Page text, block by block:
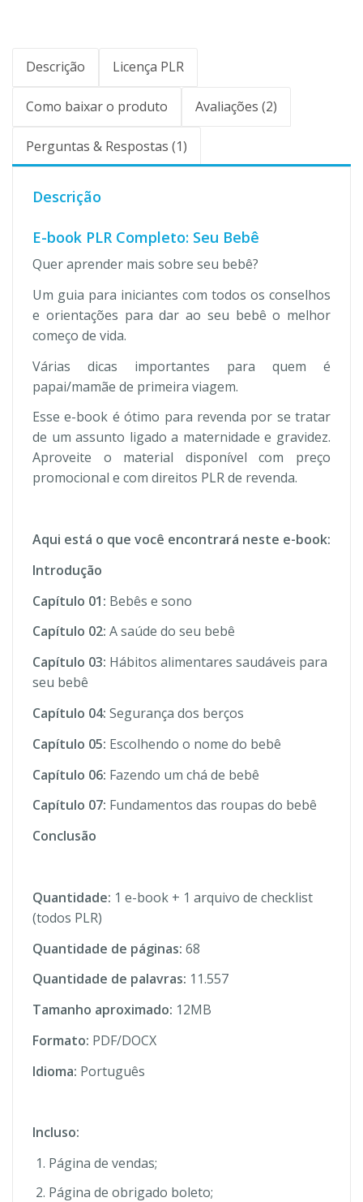
Descrição Licença PLR
Como baixar o produto Avaliações (2)
Perguntas & Respostas (1)
Descrição
E-book PLR Completo: Seu Bebê
Quer aprender mais sobre seu bebê?
Um guia para iniciantes com todos os conselhos
e orientações para dar ao seu bebê o melhor
começo de vida.
Várias dicas importantes para quem é
papai/mamãe de primeira viagem.
Esse e-book é ótimo para revenda por se tratar
de um assunto ligado a maternidade e gravidez.
Aproveite o material disponível com preço
promocional e com direitos PLR de revenda.
Aqui está o que você encontrará neste e-book:
Introdução
Capítulo 01: Bebês e sono
Capítulo 02: A saúde do seu bebê
Capítulo 03: Hábitos alimentares saudáveis para
seu bebê
Capítulo 04: Segurança dos berços
Capítulo 05: Escolhendo o nome do bebê
Capítulo 06: Fazendo um chá de bebê
Capítulo 07: Fundamentos das roupas do bebê
Conclusão
Quantidade: 1 e-book + 1 arquivo de checklist
(todos PLR)
Quantidade de páginas: 68
Quantidade de palavras: 11.557
Tamanho aproximado: 12MB
Formato: PDF/DOCX
Idioma: Português
Incluso:
Página de vendas;
Página de obrigado boleto;